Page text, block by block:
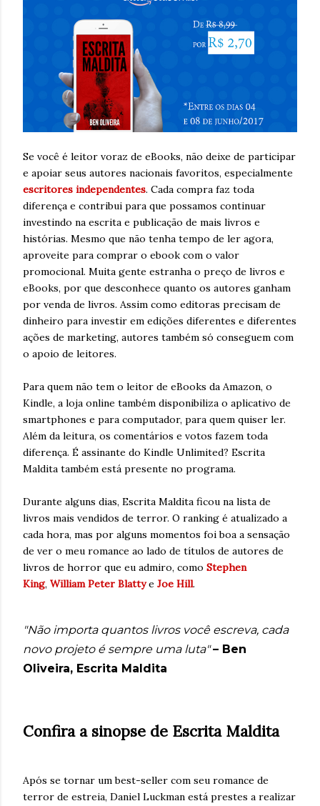
Se você é leitor voraz de eBooks, não deixe de participar
e apoiar seus autores nacionais favoritos, especialmente
escritores independentes. Cada compra faz toda
diferença e contribui para que possamos continuar
investindo na escrita e publicação de mais livros e
histórias. Mesmo que não tenha tempo de ler agora,
aproveite para comprar o ebook com o valor
promocional. Muita gente estranha o preço de livros e
eBooks, por que desconhece quanto os autores ganham
por venda de livros. Assim como editoras precisam de
dinheiro para investir em edições diferentes e diferentes
ações de marketing, autores também só conseguem com
o apoio de leitores.
Para quem não tem o leitor de eBooks da Amazon, o
Kindle, a loja online também disponibiliza o aplicativo de
smartphones e para computador, para quem quiser ler.
Além da leitura, os comentários e votos fazem toda
diferença. É assinante do Kindle Unlimited? Escrita
Maldita também está presente no programa.
Durante alguns dias, Escrita Maldita ficou na lista de
livros mais vendidos de terror. O ranking é atualizado a
cada hora, mas por alguns momentos foi boa a sensação
de ver o meu romance ao lado de títulos de autores de
livros de horror que eu admiro, como Stephen
King, William Peter Blattye Joe Hill.
"Não importa quantos livros você escreva, cada
novo projeto é sempre uma luta" – Ben
Oliveira, Escrita Maldita
Confira a sinopse de Escrita Maldita
Após se tornar um best-seller com seu romance de
terror de estreia, Daniel Luckman está prestes a realizar